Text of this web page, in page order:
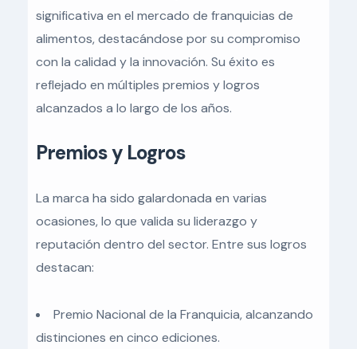
significativa en el mercado de franquicias de
alimentos, destacándose por su compromiso
con la calidad y la innovación. Su éxito es
reflejado en múltiples premios y logros
alcanzados a lo largo de los años.
Premios y Logros
La marca ha sido galardonada en varias
ocasiones, lo que valida su liderazgo y
reputación dentro del sector. Entre sus logros
destacan:
Premio Nacional de la Franquicia, alcanzando
distinciones en cinco ediciones.